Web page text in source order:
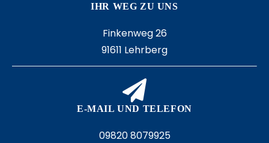
IHR WEG ZU UNS
Finkenweg 26
91611 Lehrberg
E-MAIL UND TELEFON
09820 8079925